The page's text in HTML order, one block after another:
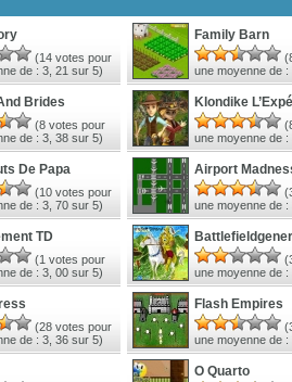
(14 votes pour
de : 3, 21 sur 5)
Family Barn
(
une moyenne de :
Brides
(8 votes pour
de : 3, 38 sur 5)
Klondike
(
une moyenne de :
De Papa
(10 votes pour
de : 3, 70 sur 5)
Airport
(
une moyenne de :
TD
(1 votes pour
de : 3, 00 sur 5)
(
une moyenne de :
(28 votes pour
de : 3, 36 sur 5)
Flash Empires
(
une moyenne de :
O Quarto